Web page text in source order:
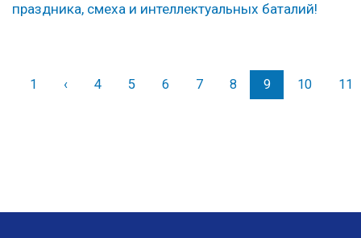
праздника, смеха и интеллектуальных баталий!
1 ‹Назад
4 5 6 7 8 9 10 11